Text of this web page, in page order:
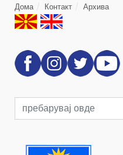
Дома Контакт Архива